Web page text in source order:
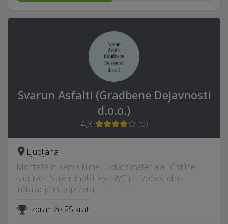
Svarun Asfalti (Gradbene Dejavnosti
d.o.o.)
4,3 (9)
Ljubljana
Montaža in servis klime · Odvoz materiala · Čistilne
storitve · Najem mobilnega WC-ja · Vodovodne
inštalacije in popravila
Izbran že 25 krat